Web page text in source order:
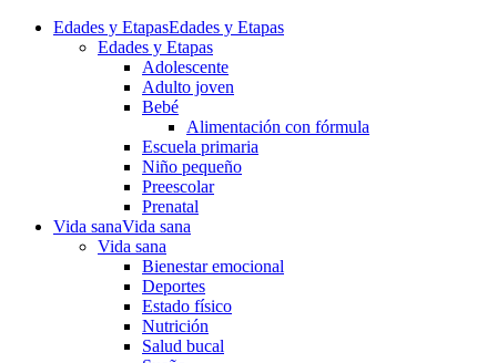
Edades y EtapasEdades y Etapas
Edades y Etapas
Adolescente
Adulto joven
Bebé
Alimentación con fórmula
Escuela primaria
Niño pequeño
Preescolar
Prenatal
Vida sanaVida sana
Vida sana
Bienestar emocional
Deportes
Estado físico
Nutrición
Salud bucal